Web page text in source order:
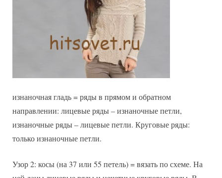
изнаночная гладь = ряды в прямом и обратном
направлении: лицевые ряды – изнаночные петли,
изнаночные ряды – лицевые петли. Круговые ряды:
только изнаночные петли.
Узор 2: косы (на 37 или 55 петель) = вязать по схеме. На